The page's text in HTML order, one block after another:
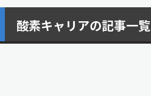
酸素キャリアの記事一覧